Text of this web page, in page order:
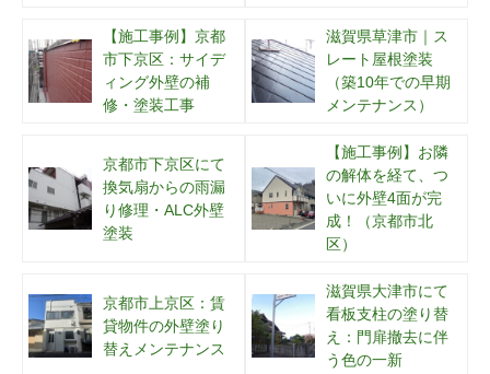
【施工事例】京都
市下京区：サイデ
ィング外壁の補
修・塗装工事
滋賀県草津市｜ス
レート屋根塗装
（築10年での早期
メンテナンス）
京都市下京区にて
換気扇からの雨漏
り修理・ALC外壁
塗装
【施工事例】お隣
の解体を経て、つ
いに外壁4面が完
成！（京都市北
区）
京都市上京区：賃
貸物件の外壁塗り
替えメンテナンス
滋賀県大津市にて
看板支柱の塗り替
え：門扉撤去に伴
う色の一新